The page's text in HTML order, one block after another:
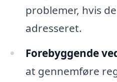
problemer, hvis
adresseret.
Forebyggende
at gennemføre